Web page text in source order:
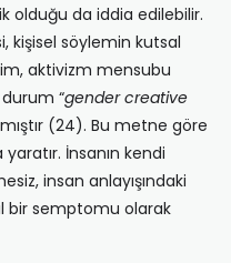
olduğu da iddia edilebilir.
kişisel söylemin kutsal
aktivizm mensubu
“gender creative
(24). Bu metne göre
İnsanın kendi
insan anlayışındaki
bir semptomu olarak